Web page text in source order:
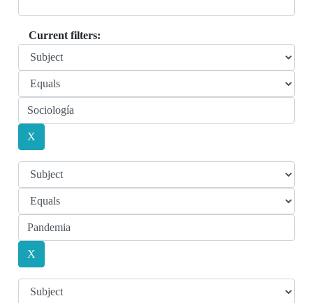
Current filters: